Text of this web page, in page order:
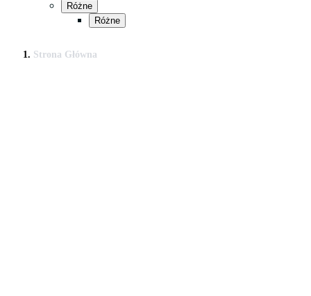
Różne
Różne
Strona Główna